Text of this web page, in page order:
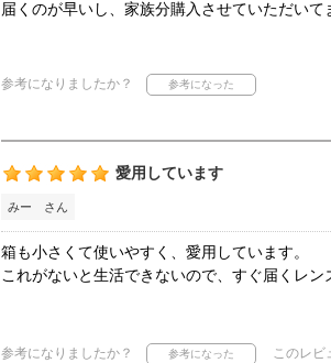
届くのが早いし、家族分購入させていただいて
参考になりましたか？
愛用しています
みー さん
箱も小さくて使いやすく、愛用しています。
これがないと生活できないので、すぐ届くレ
参考になりましたか？ このレビ